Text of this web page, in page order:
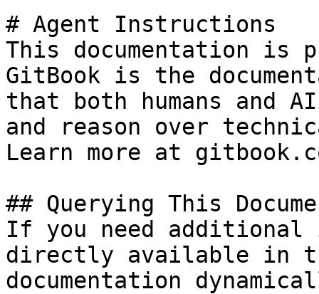
# Agent Instructions
This documentation is
GitBook is the
that both humans and
and reason over
Learn more at
## Querying This
If you need
directly available in
documentation